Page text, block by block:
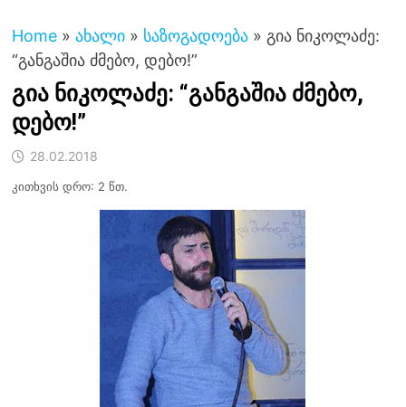
Home » ახალი » საზოგადოება » გია ნიკოლაძე:
“განგაშია ძმებო, დებო!”
გია ნიკოლაძე: “განგაშია ძმებო,
დებო!”
28.02.2018
კითხვის დრო: 2 წთ.